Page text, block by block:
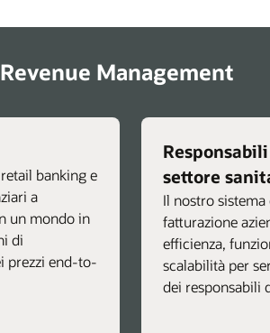
Management
banking e
a
un mondo in
di
prezzi end-to-
settore
Il nostro
fatturazione
efficienza,
scalabilità per
dei responsabili